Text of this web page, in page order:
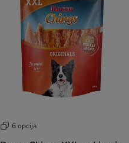
6 opcija